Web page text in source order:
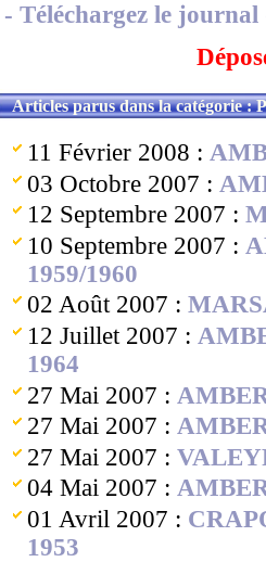
- Téléchargez le
Articles parus dans la catégorie :
11 Février 2008 :
03 Octobre 2007 :
12 Septembre 2007 :
10 Septembre 2007 :
1959/1960
02 Août 2007 :
12 Juillet 2007 :
1964
27 Mai 2007 :
27 Mai 2007 :
27 Mai 2007 :
04 Mai 2007 :
01 Avril 2007 :
1953